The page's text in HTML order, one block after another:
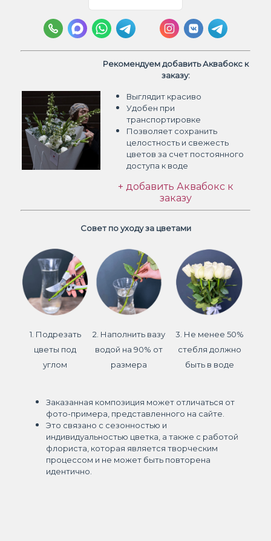
Рекомендуем добавить Аквабокс к
заказу:
Выглядит красиво
Удобен при
транспортировке
Позволяет сохранить
целостность и свежесть
цветов за счет постоянного
доступа к воде
+ добавить Аквабокс к
заказу
Совет по уходу за цветами
1. Подрезать
цветы под
углом
2. Наполнить вазу
водой на 90% от
размера
3. Не менее 50%
стебля должно
быть в воде
Заказанная композиция может отличаться от
фото-примера, представленного на сайте.
Это связано с сезонностью и
индивидуальностью цветка, а также с работой
флориста, которая является творческим
процессом и не может быть повторена
идентично.